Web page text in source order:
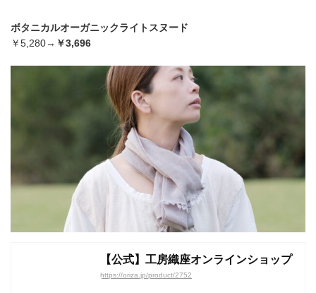
ボタニカルオーガニックライトスヌード
￥5,280→ ￥3,696
【公式】工房織座オンラインショップ
https://oriza.jp/product/2752